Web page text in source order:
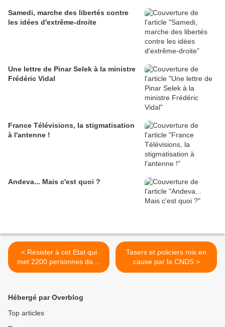
Samedi, marche des libertés contre
les idées d'extrême-droite
Une lettre de Pinar Selek à la ministre
Frédéric Vidal
France Télévisions, la stigmatisation
à l'antenne !
Andeva... Mais c'est quoi ?
< Résister à cet Etat qui
met 2200 personnes dans
la rue !
Tasers et policiers mis en
cause par la CNDS >
Hébergé par Overblog
Top articles